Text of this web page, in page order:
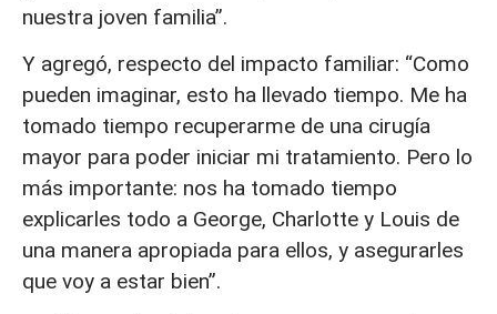
nuestra joven familia”.
Y agregó, respecto del impacto familiar: “Como
pueden imaginar, esto ha llevado tiempo. Me ha
tomado tiempo recuperarme de una cirugía
mayor para poder iniciar mi tratamiento. Pero lo
más importante: nos ha tomado tiempo
explicarles todo a George, Charlotte y Louis de
una manera apropiada para ellos, y asegurarles
que voy a estar bien”.